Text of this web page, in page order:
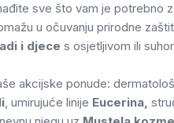
sve što vam je potrebno
u očuvanju prirodne
i djece s osjetljivom ili
akcijske ponude:
, umirujuće linije Eucerina,